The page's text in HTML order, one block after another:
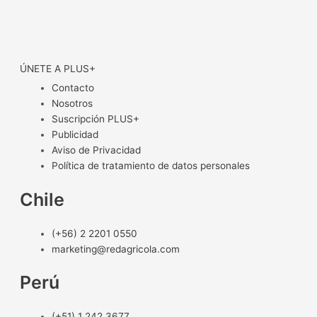
ÚNETE A PLUS+
Contacto
Nosotros
Suscripción PLUS+
Publicidad
Aviso de Privacidad
Política de tratamiento de datos personales
Chile
(+56) 2 2201 0550
marketing@redagricola.com
Perú